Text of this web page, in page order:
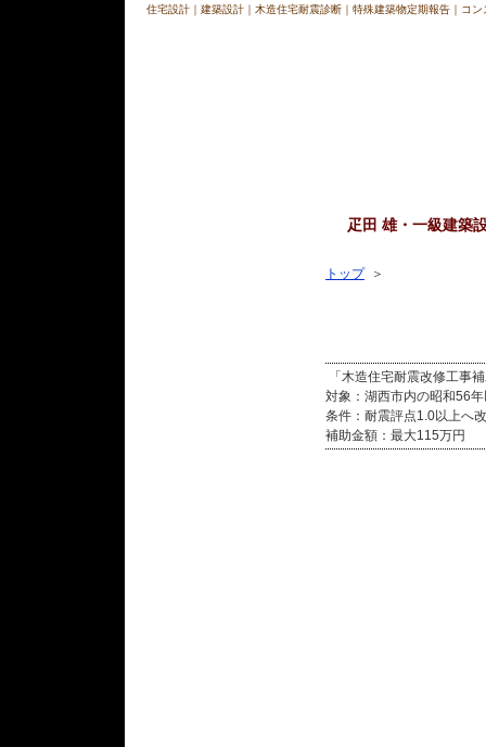
住宅設計｜建築設計｜木造住宅耐震診断｜特殊建築物定期報告｜コ
疋田 雄・一級建築
トップ ＞
「木造住宅耐震改修工事
対象：湖西市内の昭和56
条件：耐震評点1.0以上へ
補助金額：最大115万円